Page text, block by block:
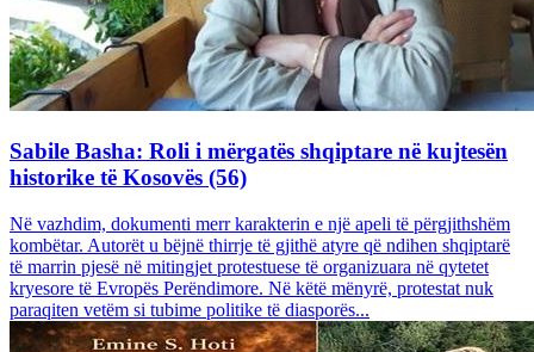
Sabile Basha: Roli i mërgatës shqiptare në kujtesën
historike të Kosovës (56)
Në vazhdim, dokumenti merr karakterin e një apeli të përgjithshëm
kombëtar. Autorët u bëjnë thirrje të gjithë atyre që ndihen shqiptarë
të marrin pjesë në mitingjet protestuese të organizuara në qytetet
kryesore të Evropës Perëndimore. Në këtë mënyrë, protestat nuk
paraqiten vetëm si tubime politike të diasporës...